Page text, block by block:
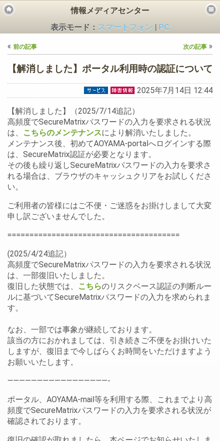
ス
情報メディアセンター
表示モード： スマートフォン
PC
« 前の記事 次の記事 »
【解消しました】ポータル利用時の認証について
2025年7月14日 12:44
【解消しました】（2025/7/14追記）
高頻度でSecureMatrixパスワードの入力を要求される状況
は、
こちらのメンテナンスにより解消いたしました。
メンテナンス後、初めてAOYAMA-portalへログインする際
は、SecureMatrix認証が必要となります。
その後も繰り返しSecureMatrixパスワードの入力を要求さ
れる場合は、ブラウザのキャッシュクリアをお試しくださ
い。
ご利用者の皆様にはご不便・ご迷惑をお掛けしまして大変
申し訳ございませんでした。
=======================================
(2025/4/24追記）
高頻度でSecureMatrixパスワードの入力を要求される状況
は、一部復旧いたしました。
復旧した状態では、
こちらのリスクベース認証の判断ルー
ルに基づいてSecureMatrixパスワードの入力を求められま
す。
なお、一部では事象が継続しております。
該当の方におかれましては、引き続きご不便をお掛けいた
しますが、復旧まで今しばらくお時間をいただけますよう
お願いいたします。
—————————————————-
ポータル、AOYAMA-mail等を利用する際、これまでより高
頻度でSecureMatrixパスワードの入力を要求される状況が
確認されております。